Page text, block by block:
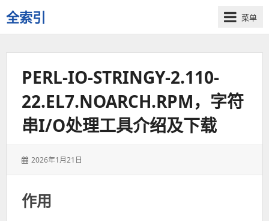
全索引
一
些
菜单
PERL-IO-STRINGY-2.110-
22.EL7.NOARCH.RPM，字符
串I/O处理工具介绍及下载
发
2026年1月21日
作用